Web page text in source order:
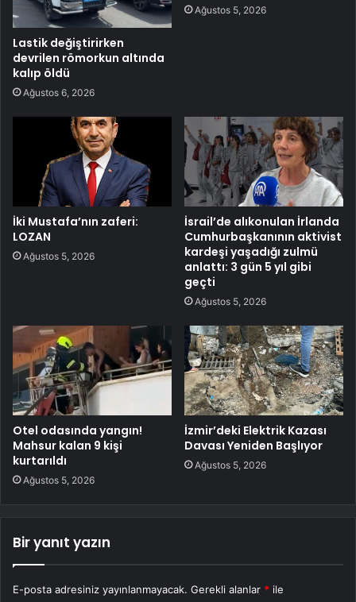
Lastik değiştirirken
devrilen römorkun altında
kalıp öldü
Ağustos 6, 2026
Ağustos 5, 2026
İki Mustafa’nın zaferi:
LOZAN
Ağustos 5, 2026
İsrail’de alıkonulan İrlanda
Cumhurbaşkanının aktivist
kardeşi yaşadığı zulmü
anlattı: 3 gün 5 yıl gibi
geçti
Ağustos 5, 2026
Otel odasında yangın!
Mahsur kalan 9 kişi
kurtarıldı
Ağustos 5, 2026
İzmir’deki Elektrik Kazası
Davası Yeniden Başlıyor
Ağustos 5, 2026
Bir yanıt yazın
E-posta adresiniz yayınlanmayacak. Gerekli alanlar * ile